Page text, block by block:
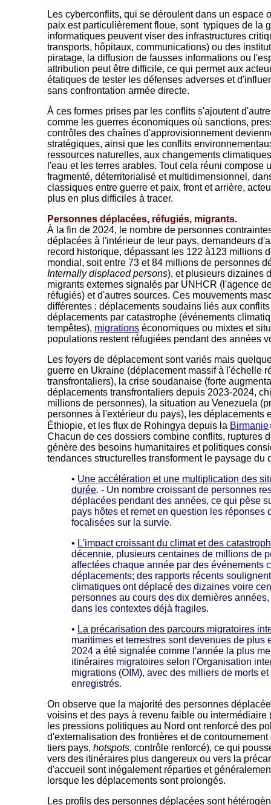
Les cyberconflits, qui se déroulent dans un espace
paix est particulièrement floue, sont typiques de la
informatiques peuvent viser des infrastructures
transports, hôpitaux, communications) ou des
piratage, la diffusion de fausses informations ou
attribution peut être difficile, ce qui permet aux
étatiques de tester les défenses adverses et
sans confrontation armée directe.
À ces formes prises par les conflits s'ajoutent
comme les guerres économiques où sanctions,
contrôles des chaînes d'approvisionnement
stratégiques, ainsi que les conflits
ressources naturelles, aux changements
l'eau et les terres arables. Tout cela réuni compose
fragmenté, déterritorialisé et multidimensionnel,
classiques entre guerre et paix, front et arrière,
plus en plus difficiles à tracer.
Personnes déplacées, réfugiés, migrants.
À la fin de 2024, le nombre de personnes
déplacées à l'intérieur de leur pays, demandeurs
record historique, dépassant les 122 à123 millions
mondial, soit entre 73 et 84 millions de personnes
Internally displaced persons), et plusieurs dizaines
migrants externes signalés par UNHCR (l'agence
réfugiés) et d'autres sources. Ces mouvements
différentes : déplacements soudains liés aux
déplacements par catastrophe (événements
tempêtes), migrations économiques ou mixtes et
populations restent réfugiées pendant des années
Les foyers de déplacement sont variés mais
guerre en Ukraine (déplacement massif à l'échelle
transfrontaliers), la crise soudanaise (forte
déplacements transfrontaliers depuis 2023-2024,
millions de personnes), la situation au Venezuela
personnes à l'extérieur du pays), les déplacements
Éthiopie, et les flux de Rohingya depuis la Birmanie
Chacun de ces dossiers combine conflits, ruptures
génère des besoins humanitaires et politiques
tendances structurelles transforment le paysage du
• Une accélération et une multiplication des
durée. - Un nombre croissant de personnes
déplacées pendant des années, ce qui pèse
pays hôtes et remet en question les réponses
focalisées sur la survie.
• L'impact croissant du climat et des
décennie, plusieurs centaines de millions de
affectées chaque année par des événements
déplacements; des rapports récents
climatiques ont déplacé des dizaines voire
personnes au cours des dix dernières
dans les contextes déjà fragiles.
• La précarisation des parcours migratoires
maritimes et terrestres sont devenues de plus
2024 a été signalée comme l'année la plus
itinéraires migratoires selon l'Organisation
migrations (OIM), avec des milliers de morts
enregistrés.
On observe que la majorité des personnes
voisins et des pays à revenu faible ou
les pressions politiques au Nord ont renforcé des
d'externalisation des frontières et de
tiers pays, hotspots, contrôle renforcé), ce qui
vers des itinéraires plus dangereux ou vers la
d'accueil sont inégalement réparties et
lorsque les déplacements sont prolongés.
Les profils des personnes déplacées sont